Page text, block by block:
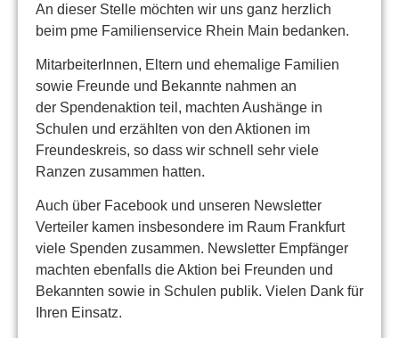
An dieser Stelle möchten wir uns ganz herzlich
beim pme Familienservice Rhein Main bedanken.
MitarbeiterInnen, Eltern und ehemalige Familien
sowie Freunde und Bekannte nahmen an
der Spendenaktion teil, machten Aushänge in
Schulen und erzählten von den Aktionen im
Freundeskreis, so dass wir schnell sehr viele
Ranzen zusammen hatten.
Auch über Facebook und unseren Newsletter
Verteiler kamen insbesondere im Raum Frankfurt
viele Spenden zusammen. Newsletter Empfänger
machten ebenfalls die Aktion bei Freunden und
Bekannten sowie in Schulen publik. Vielen Dank für
Ihren Einsatz.